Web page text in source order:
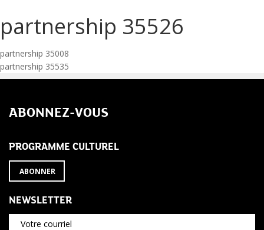
partnership 35526
Navigation
de
l’article
partnership 35008
partnership 35535
ABONNEZ-VOUS
PROGRAMME CULTUREL
ABONNER
NEWSLETTER
Votre courriel